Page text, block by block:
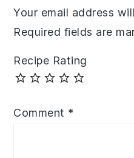
Your email address
Required fields are
Recipe Rating
Comment *